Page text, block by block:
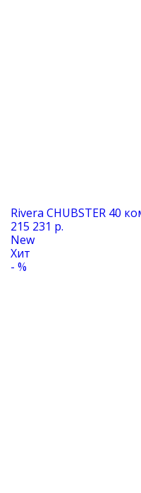
Rivera CHUBSTER 40
215 231 р.
New
Хит
- %